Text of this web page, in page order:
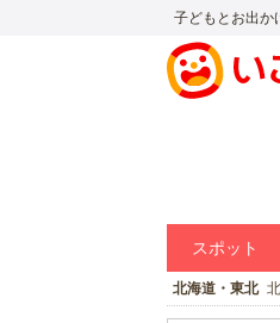
子どもとお出か
スポット
北海道・東北